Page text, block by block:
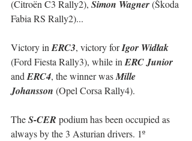
(Citroën C3 Rally2), Simon Wagner (Škoda
Fabia RS Rally2)...
Victory in ERC3, victory for Igor Widłak
(Ford Fiesta Rally3), while in ERC Junior
and ERC4, the winner was Mille
Johansson (Opel Corsa Rally4).
The S-CER podium has been occupied as
always by the 3 Asturian drivers. 1º